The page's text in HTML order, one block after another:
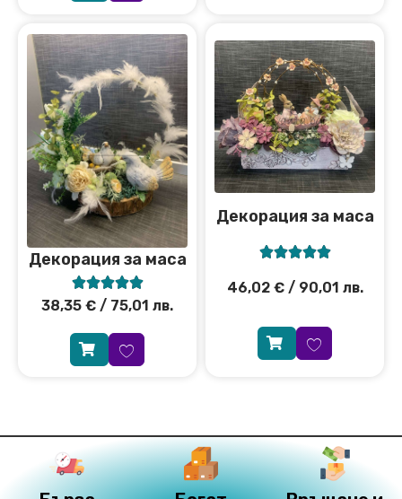
Декорация за маса

38,35 € / 75,01 лв.
Декорация за маса

46,02 €/ 90,01 лв.